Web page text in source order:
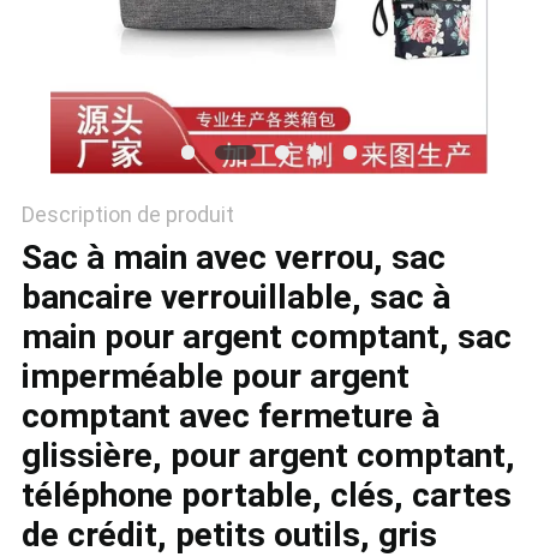
Description de produit
Sac à main avec verrou, sac
bancaire verrouillable, sac à
main pour argent comptant, sac
imperméable pour argent
comptant avec fermeture à
glissière, pour argent comptant,
téléphone portable, clés, cartes
de crédit, petits outils, gris